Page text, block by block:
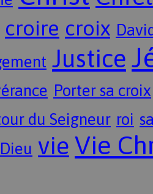
croire croix
Justice
Porter sa croix
du Seigneur roi
vie Vie